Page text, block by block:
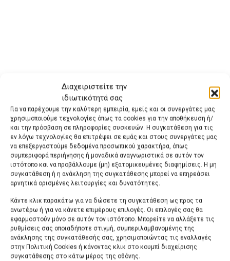
Διαχειριστείτε την
ιδιωτικότητά σας
Για να παρέχουμε την καλύτερη εμπειρία, εμείς και οι συνεργάτες μας
χρησιμοποιούμε τεχνολογίες όπως τα cookies για την αποθήκευση ή/
και την πρόσβαση σε πληροφορίες συσκευών. Η συγκατάθεση για τις
εν λόγω τεχνολογίες θα επιτρέψει σε εμάς και στους συνεργάτες μας
να επεξεργαστούμε δεδομένα προσωπικού χαρακτήρα, όπως
συμπεριφορά περιήγησης ή μοναδικά αναγνωριστικά σε αυτόν τον
ιστότοπο και να προβάλλουμε (μη) εξατομικευμένες διαφημίσεις. Η μη
συγκατάθεση ή η ανάκληση της συγκατάθεσης μπορεί να επηρεάσει
αρνητικά ορισμένες λειτουργίες και δυνατότητες.
Κάντε κλικ παρακάτω για να δώσετε τη συγκατάθεση ως προς τα
ανωτέρω ή για να κάνετε επιμέρους επιλογές. Οι επιλογές σας θα
εφαρμοστούν μόνο σε αυτόν τον ιστότοπο. Μπορείτε να αλλάξετε τις
ρυθμίσεις σας οποιαδήποτε στιγμή, συμπεριλαμβανομένης της
ανάκλησης της συγκατάθεσής σας, χρησιμοποιώντας τις εναλλαγές
στην Πολιτική Cookies ή κάνοντας κλικ στο κουμπί διαχείρισης
συγκατάθεσης στο κάτω μέρος της οθόνης.